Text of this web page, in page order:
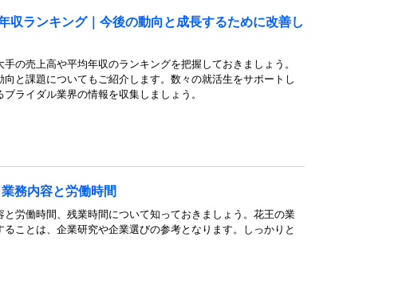
収ランキング｜今後の動向と成長するために改善し
の売上高や平均年収のランキングを把握しておきましょう。
と課題についてもご紹介します。数々の就活生をサポートし
ライダル業界の情報を収集しましょう。
務内容と労働時間
労働時間、残業時間について知っておきましょう。花王の業
ことは、企業研究や企業選びの参考となります。しっかりと